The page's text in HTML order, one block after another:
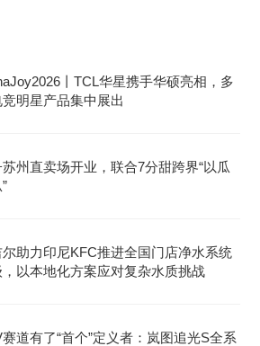
丨TCL华星携手华硕亮相，多
明星产品集中展出
苏州直卖场开业，联合7分甜跨界“以瓜
助力印尼KFC推进全国门店净水系统
，以本地化方案应对复杂水质挑战
道有了“首个”定义者：岚图追光S全系